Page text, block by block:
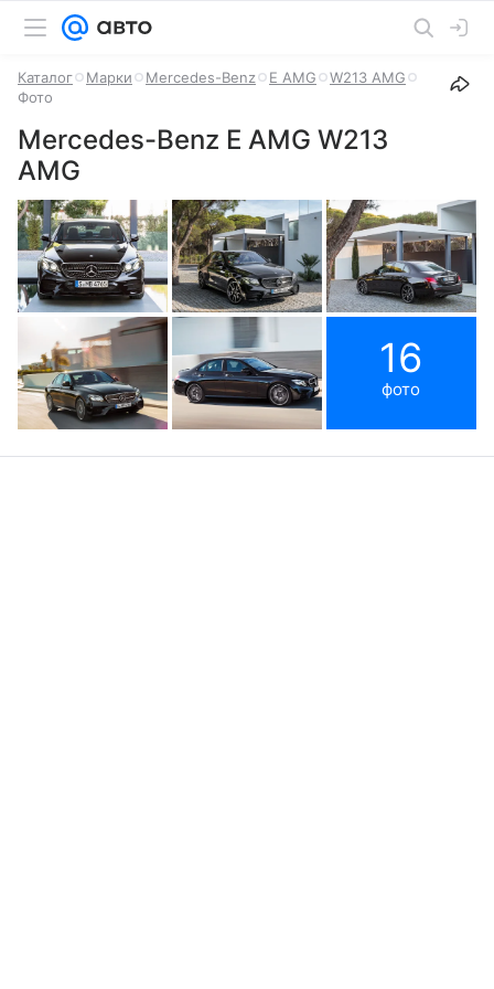
Каталог Марки Mercedes-Benz E AMG
W213 AMG
Фото
Mercedes-Benz E AMG W213
AMG
16
фото